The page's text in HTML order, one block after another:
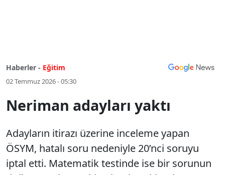
Haberler - Eğitim
02 Temmuz 2026 - 05:30
Neriman adayları yaktı
Adayların itirazı üzerine inceleme yapan
ÖSYM, hatalı soru nedeniyle 20’nci soruyu
iptal etti. Matematik testinde ise bir sorunun